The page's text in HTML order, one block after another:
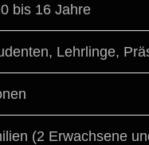
bis 16 Jahre
Lehrlinge,
(2 Erwachsene